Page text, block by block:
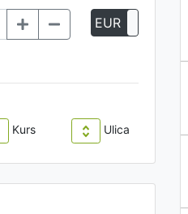
EUR
Kurs Ulica